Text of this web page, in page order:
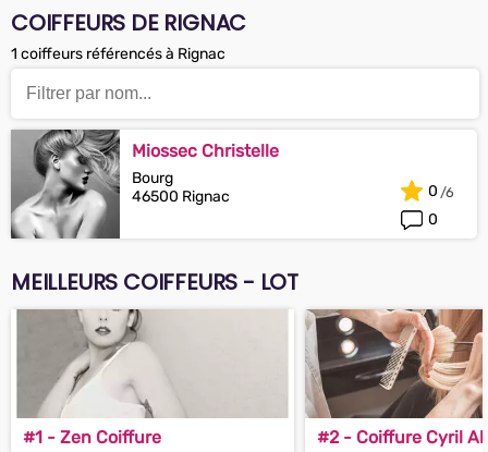
COIFFEURS DE RIGNAC
1 coiffeurs référencés à Rignac
Miossec Christelle
Bourg
46500 Rignac
0
0
MEILLEURS COIFFEURS - LOT
#1 - Zen Coiffure #2 - Coiffure Cyril